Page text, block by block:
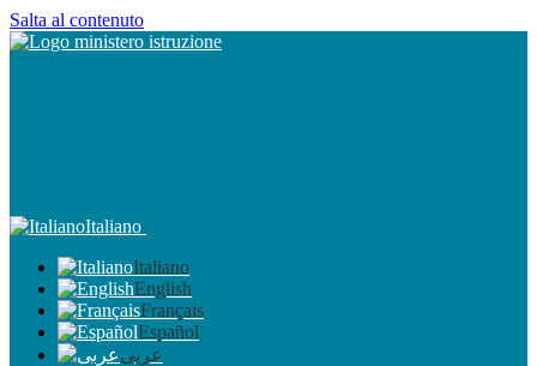
Salta al contenuto
Italiano
Italiano
English
Français
Español
عربى